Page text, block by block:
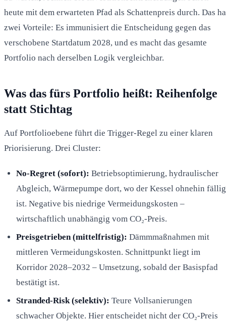
heute mit dem erwarteten Pfad als Schattenpreis durch. Das
zwei Vorteile: Es immunisiert die Entscheidung gegen das
verschobene Startdatum 2028, und es macht das gesamte
Portfolio nach derselben Logik vergleichbar.
Was das fürs Portfolio heißt: Reihenfolge
statt Stichtag
Auf Portfolioebene führt die Trigger-Regel zu einer klaren
Priorisierung. Drei Cluster:
No-Regret (sofort): Betriebsoptimierung, hydraulischer
Abgleich, Wärmepumpe dort, wo der Kessel ohnehin fällig
ist. Negative bis niedrige Vermeidungskosten –
wirtschaftlich unabhängig vom CO₂-Preis.
Preisgetrieben (mittelfristig): Dämmmaßnahmen mit
mittleren Vermeidungskosten. Schnittpunkt liegt im
Korridor 2028–2032 – Umsetzung, sobald der Basispfad
bestätigt ist.
Stranded-Risk (selektiv): Teure Vollsanierungen
schwacher Objekte. Hier entscheidet nicht der CO₂-Preis